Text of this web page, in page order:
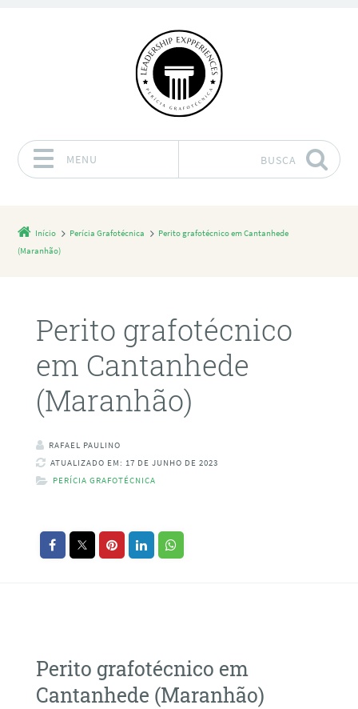
MENU BUSCA
Início Perícia Grafotécnica
Perito grafotécnico em Cantanhede
(Maranhão)
Perito grafotécnico
em Cantanhede
(Maranhão)
RAFAEL PAULINO
ATUALIZADO EM: 17 DE JUNHO DE 2023
PERÍCIA GRAFOTÉCNICA
Perito grafotécnico em
Cantanhede (Maranhão)